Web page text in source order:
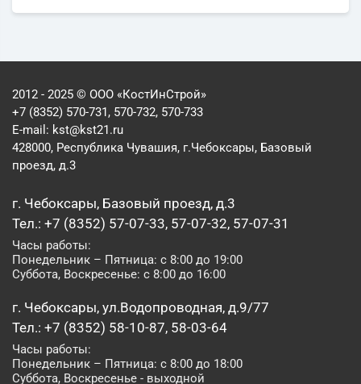
2012 - 2025 © ООО «КостИнСтрой»
+7 (8352) 570-731, 570-732, 570-733
E-mail: kst@kst21.ru
428000, Республика Чувашия, г.Чебоксары, Базовый
проезд, д.3
г. Чебоксары, Базовый проезд, д.3
Тел.: +7 (8352) 57-07-33, 57-07-32, 57-07-31
Часы работы:
Понедельник – Пятница: с 8:00 до 19:00
Суббота, Воскресенье: с 8:00 до 16:00
г. Чебоксары, ул.Водопроводная, д.9/77
Тел.: +7 (8352) 58-10-87, 58-03-64
Часы работы:
Понедельник – Пятница: с 8:00 до 18:00
Суббота, Воскресенье - выходной